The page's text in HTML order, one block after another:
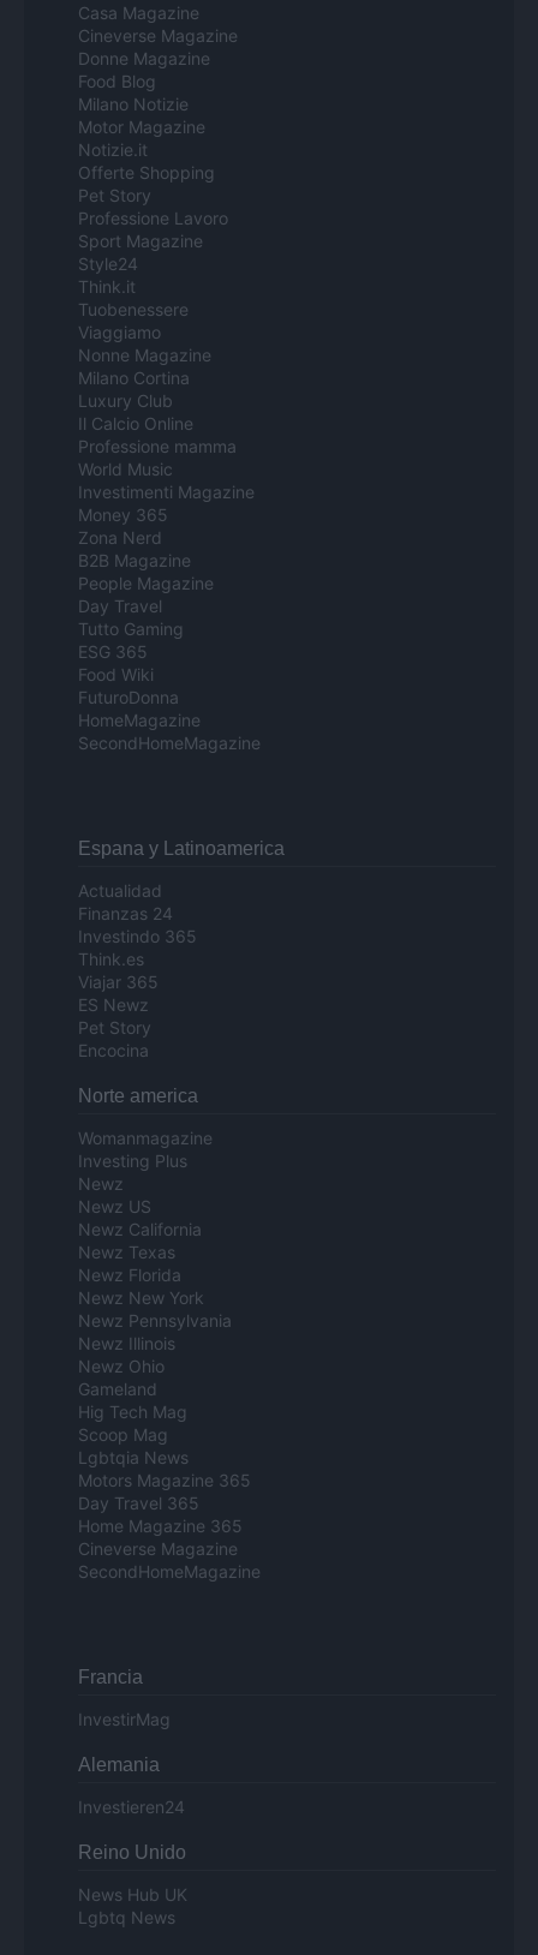
Casa Magazine
Cineverse Magazine
Donne Magazine
Food Blog
Milano Notizie
Motor Magazine
Notizie.it
Offerte Shopping
Pet Story
Professione Lavoro
Sport Magazine
Style24
Think.it
Tuobenessere
Viaggiamo
Nonne Magazine
Milano Cortina
Luxury Club
Il Calcio Online
Professione mamma
World Music
Investimenti Magazine
Money 365
Zona Nerd
B2B Magazine
People Magazine
Day Travel
Tutto Gaming
ESG 365
Food Wiki
FuturoDonna
HomeMagazine
SecondHomeMagazine
Espana y Latinoamerica
Actualidad
Finanzas 24
Investindo 365
Think.es
Viajar 365
ES Newz
Pet Story
Encocina
Norte america
Womanmagazine
Investing Plus
Newz
Newz US
Newz California
Newz Texas
Newz Florida
Newz New York
Newz Pennsylvania
Newz Illinois
Newz Ohio
Gameland
Hig Tech Mag
Scoop Mag
Lgbtqia News
Motors Magazine 365
Day Travel 365
Home Magazine 365
Cineverse Magazine
SecondHomeMagazine
Francia
InvestirMag
Alemania
Investieren24
Reino Unido
News Hub UK
Lgbtq News